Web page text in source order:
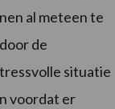
al meteen te
de
situatie
voordat er